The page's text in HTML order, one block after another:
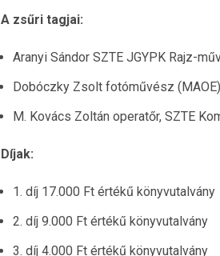
A zsűri tagjai:
Aranyi Sándor SZTE JGYPK Rajz-
Dobóczky Zsolt fotóművész (MAOE)
M. Kovács Zoltán operatőr, SZTE
Díjak:
1. díj 17.000 Ft értékű könyvutalvány
2. díj 9.000 Ft értékű könyvutalvány
3. díj 4.000 Ft értékű könyvutalvány